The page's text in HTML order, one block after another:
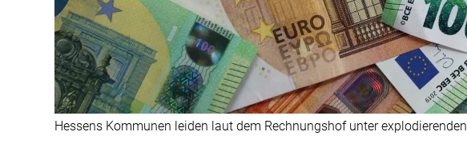
Hessens Kommunen leiden laut dem Rechnungshof unter